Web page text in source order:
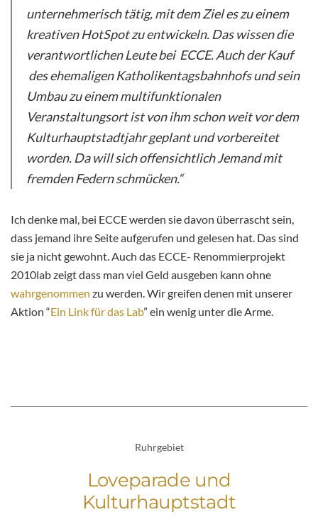
unternehmerisch tätig, mit dem Ziel es zu einem
kreativen HotSpot zu entwickeln. Das wissen die
verantwortlichen Leute bei ECCE. Auch der Kauf
des ehemaligen Katholikentagsbahnhofs und sein
Umbau zu einem multifunktionalen
Veranstaltungsort ist von ihm schon weit vor dem
Kulturhauptstadtjahr geplant und vorbereitet
worden. Da will sich offensichtlich Jemand mit
fremden Federn schmücken.“
Ich denke mal, bei ECCE werden sie davon überrascht sein,
dass jemand ihre Seite aufgerufen und gelesen hat. Das sind
sie ja nicht gewohnt. Auch das ECCE- Renommierprojekt
2010lab zeigt dass man viel Geld ausgeben kann ohne
wahrgenommen zu werden. Wir greifen denen mit unserer
Aktion “Ein Link für das Lab” ein wenig unter die Arme.
Ruhrgebiet
Loveparade und
Kulturhauptstadt